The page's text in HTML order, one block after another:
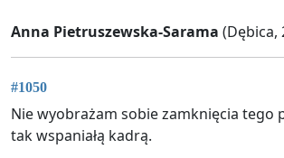
Anna Pietruszewska-Sarama (Dębica,
#1050
Nie wyobrażam sobie zamknięcia tego
tak wspaniałą kadrą.